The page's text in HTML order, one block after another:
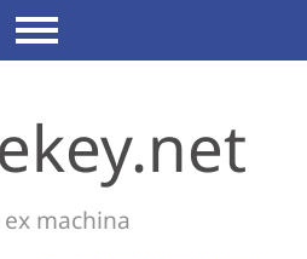
ex machina